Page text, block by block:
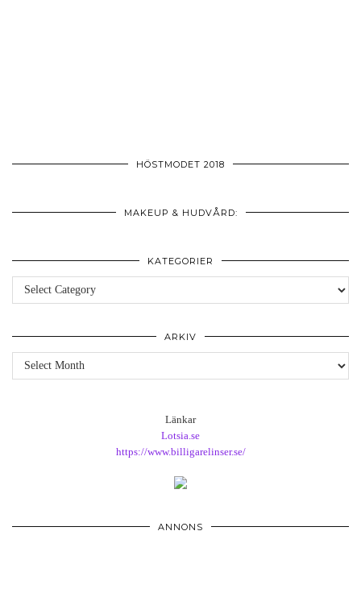
HÖSTMODET 2018
MAKEUP & HUDVÅRD:
KATEGORIER
Kategorier
ARKIV
Arkiv
Länkar
Lotsia.se
https://www.billigarelinser.se/
ANNONS